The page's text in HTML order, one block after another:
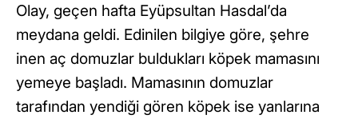
Olay, geçen hafta Eyüpsultan Hasdal’da
meydana geldi. Edinilen bilgiye göre, şehre
inen aç domuzlar buldukları köpek mamasını
yemeye başladı. Mamasının domuzlar
tarafından yendiği gören köpek ise yanlarına